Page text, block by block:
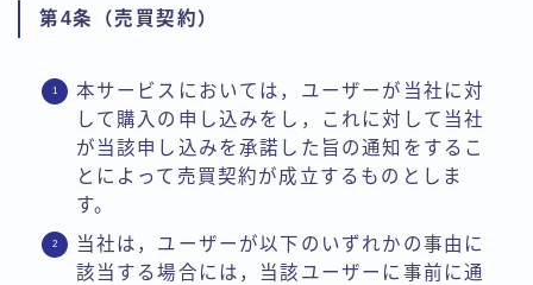
第4条（売買契約）
本サービスにおいては，ユーザーが当社に対
して購入の申し込みをし，これに対して当社
が当該申し込みを承諾した旨の通知をするこ
とによって売買契約が成立するものとしま
す。
当社は，ユーザーが以下のいずれかの事由に
該当する場合には，当該ユーザーに事前に通